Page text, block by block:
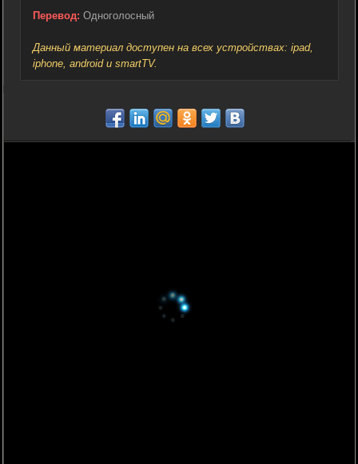
Перевод: Одноголосный
Данный материал доступен на всех устройствах: ipad,
iphone, android и smartTV.